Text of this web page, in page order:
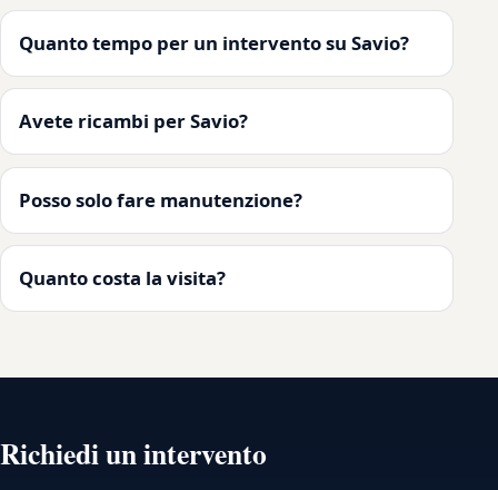
Quanto tempo per un intervento su Savio?
Avete ricambi per Savio?
Posso solo fare manutenzione?
Quanto costa la visita?
Richiedi un intervento